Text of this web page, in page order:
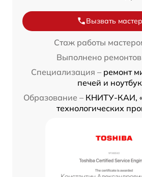
Вызвать
Стаж работы
Выполнено ремонтов
Специализация – ремонт
печей и
Образование – КНИТУ-КАИ,
технологических